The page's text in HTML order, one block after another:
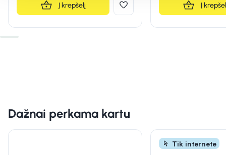
Į krepšelį Į
Dažnai perkama kartu
Tik internete